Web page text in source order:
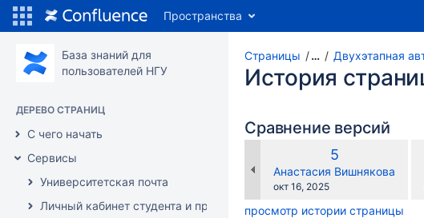
Пространства
База знаний для
пользователей НГУ
ДЕРЕВО СТРАНИЦ
С чего начать
Сервисы
Университетская почта
Личный кабинет студента и преподавателя
Страницы … Двухэтапная
История
Сравнение версий
Старая
версия
5
changes.mady.by.user
Анастасия Вишнякова
Сохранено
окт 16, 2025
просмотр истории страницы